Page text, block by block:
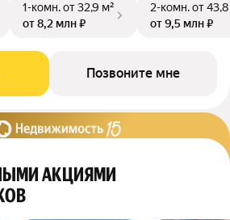
1-комн.от 32,9 м²
от 8,2 млн ₽
2-комн.от
от 9,5 млн ₽
Позвоните мне
АКЦИЯМИ